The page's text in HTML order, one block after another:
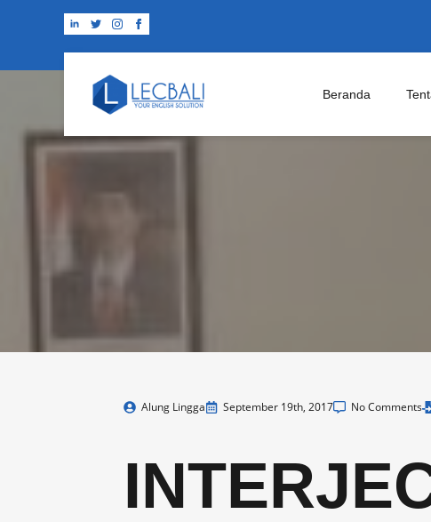
Beranda
Alung Lingga September 19th, 2017 No Comments